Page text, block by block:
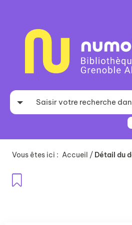
recherche
Vous êtes ici : Accueil / Détail du